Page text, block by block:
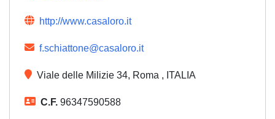
http://www.casaloro.it
f.schiattone@casaloro.it
Viale delle Milizie 34, Roma , ITALIA
C.F. 96347590588